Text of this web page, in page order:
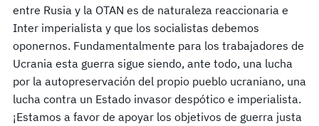
entre Rusia y la OTAN es de naturaleza reaccionaria e
Inter imperialista y que los socialistas debemos
oponernos. Fundamentalmente para los trabajadores de
Ucrania esta guerra sigue siendo, ante todo, una lucha
por la autopreservación del propio pueblo ucraniano, una
lucha contra un Estado invasor despótico e imperialista.
¡Estamos a favor de apoyar los objetivos de guerra justa